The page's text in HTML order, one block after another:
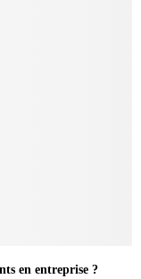
en entreprise ?